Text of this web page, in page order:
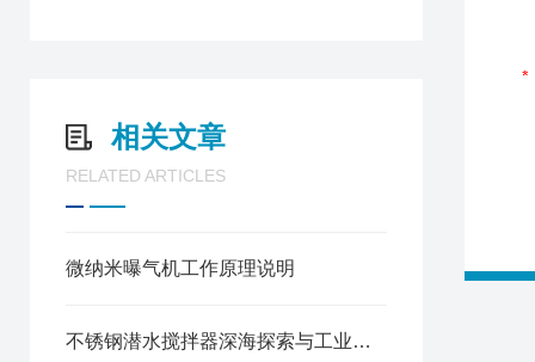
相关文章
RELATED ARTICLES
微纳米曝气机工作原理说明
不锈钢潜水搅拌器深海探索与工业应用的得力助手